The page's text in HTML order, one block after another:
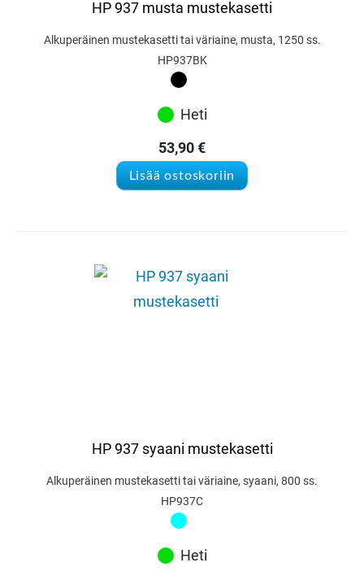
HP 937 musta mustekasetti
Alkuperäinen mustekasetti tai väriaine, musta, 1250 ss.
HP937BK
Heti
53,90€
Lisää ostoskoriin
HP 937 syaani mustekasetti
Alkuperäinen mustekasetti tai väriaine, syaani, 800 ss.
HP937C
Heti